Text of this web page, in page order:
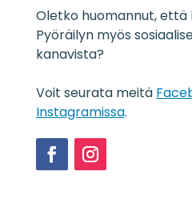
l
o
s
*
Oletko huomannut, että
Pyöräilyn myös
kanavista?
Voit seurata meitä
Instagramissa.